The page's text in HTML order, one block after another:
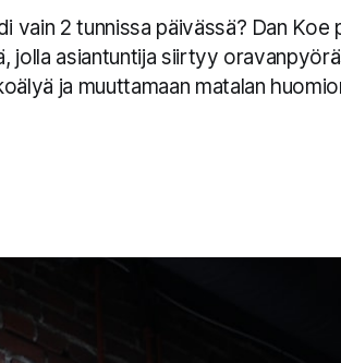
vain 2 tunnissa päivässä? Dan Koe
jolla asiantuntija siirtyy
ja muuttamaan matalan